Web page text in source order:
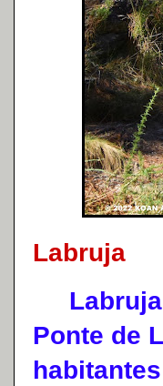
Labruja
Labruja
Ponte de